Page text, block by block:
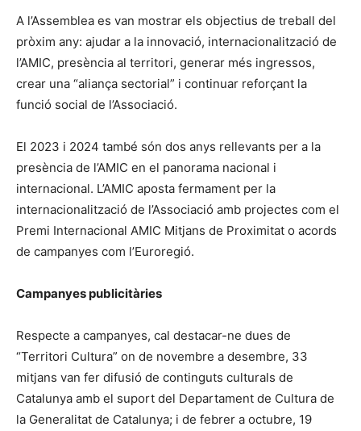
A l’Assemblea es van mostrar els objectius de treball del
pròxim any: ajudar a la innovació, internacionalització de
l’AMIC, presència al territori, generar més ingressos,
crear una “aliança sectorial” i continuar reforçant la
funció social de l’Associació.
El 2023 i 2024 també són dos anys rellevants per a la
presència de l’AMIC en el panorama nacional i
internacional. L’AMIC aposta fermament per la
internacionalització de l’Associació amb projectes com el
Premi Internacional AMIC Mitjans de Proximitat o acords
de campanyes com l’Euroregió.
Campanyes publicitàries
Respecte a campanyes, cal destacar-ne dues de
“Territori Cultura” on de novembre a desembre, 33
mitjans van fer difusió de continguts culturals de
Catalunya amb el suport del Departament de Cultura de
la Generalitat de Catalunya; i de febrer a octubre, 19